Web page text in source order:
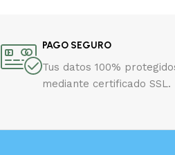
PAGO SEGURO
Tus datos 100%
mediante certificado SSL.